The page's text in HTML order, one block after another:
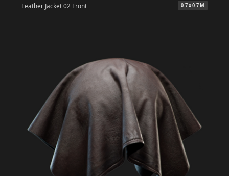
Leather Jacket 02 Front 0.7 x 0.7 M